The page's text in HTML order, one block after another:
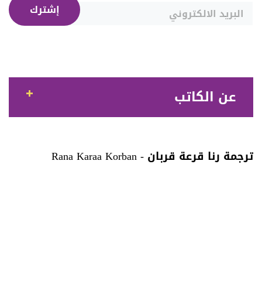
إشترك
عن الكاتب
ترجمة رنا قرعة قربان - Rana Karaa Korban